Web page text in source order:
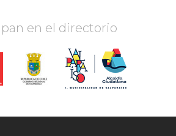
en el directorio